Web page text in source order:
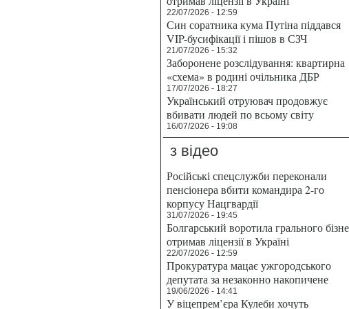
22/07/2026 - 12:59
Син соратника кума Путіна піддався
VIP-бусифікації і пішов в СЗЧ
21/07/2026 - 15:32
Заборонене розслідування: квартирна
«схема» в родині очільника ДБР
17/07/2026 - 18:27
Український отруювач продовжує
вбивати людей по всьому світу
16/07/2026 - 19:08
з відео
Російські спецслужби переконали
пенсіонера вбити командира 2-го
корпусу Нацгвардії
31/07/2026 - 19:45
Болгарський воротила грального
отримав ліцензії в Україні
22/07/2026 - 12:59
Прокуратура мацає ужгородського
депутата за незаконно накопичене
19/06/2026 - 14:41
У віцепрем’єра Кулеби хочуть